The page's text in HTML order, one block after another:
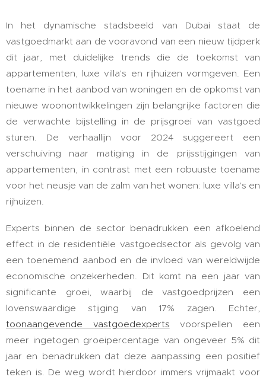
In het dynamische stadsbeeld van Dubai staat de
vastgoedmarkt aan de vooravond van een nieuw tijdperk
dit jaar, met duidelijke trends die de toekomst van
appartementen, luxe villa's en rijhuizen vormgeven. Een
toename in het aanbod van woningen en de opkomst van
nieuwe woonontwikkelingen zijn belangrijke factoren die
de verwachte bijstelling in de prijsgroei van vastgoed
sturen. De verhaallijn voor 2024 suggereert een
verschuiving naar matiging in de prijsstijgingen van
appartementen, in contrast met een robuuste toename
voor het neusje van de zalm van het wonen: luxe villa's en
rijhuizen.
Experts binnen de sector benadrukken een afkoelend
effect in de residentiële vastgoedsector als gevolg van
een toenemend aanbod en de invloed van wereldwijde
economische onzekerheden. Dit komt na een jaar van
significante groei, waarbij de vastgoedprijzen een
lovenswaardige stijging van 17% zagen. Echter,
toonaangevende vastgoedexperts voorspellen een
meer ingetogen groeipercentage van ongeveer 5% dit
jaar en benadrukken dat deze aanpassing een positief
teken is. De weg wordt hierdoor immers vrijmaakt voor